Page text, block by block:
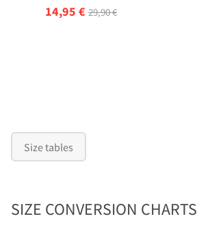
14,95 € 29,90 €
Size tables
SIZE CONVERSION CHARTS